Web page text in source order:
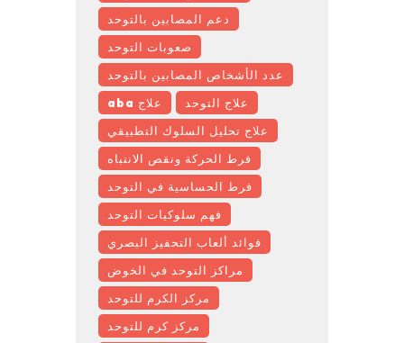
دعم المصابين بالتوحد
صعوبات التوحد
عدد الأشخاص المصابين بالتوحد
علاج aba
علاج التوحد
علاج تحليل السلوك التطبيقي
فرط الحركة ونقص الانتباه
فرط الحساسية في التوحد
فهم سلوكيات التوحد
فوائد ألعاب التحفيز البصري
مراكز التوحد في الخوض
مركز الكرم للتوحد
مركز كرم للتوحد